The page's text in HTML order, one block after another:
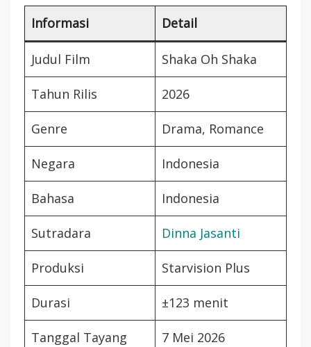
Informasi Detail
Judul Film Shaka Oh Shaka
Tahun Rilis 2026
Genre Drama, Romance
Negara Indonesia
Bahasa Indonesia
Sutradara Dinna Jasanti
Produksi Starvision Plus
Durasi ±123 menit
Tanggal Tayang 7 Mei 2026